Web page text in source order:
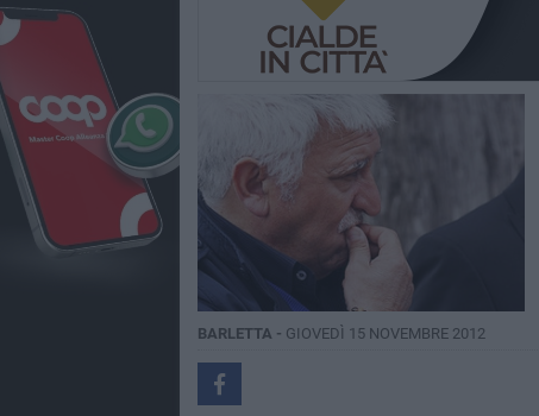
BARLETTA - GIOVEDÌ 15 NOVEMBRE 2012